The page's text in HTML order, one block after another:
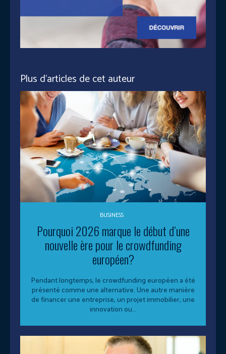
Plus d'articles de cet auteur
BUSINESS
Pourquoi 2026 marque le début d’une
nouvelle ère pour le crowdfunding
européen?
Pendant longtemps, le crowdfunding européen a été
présenté comme une alternative. Une autre manière
de financer une entreprise, un projet immobilier, une
innovation ou...